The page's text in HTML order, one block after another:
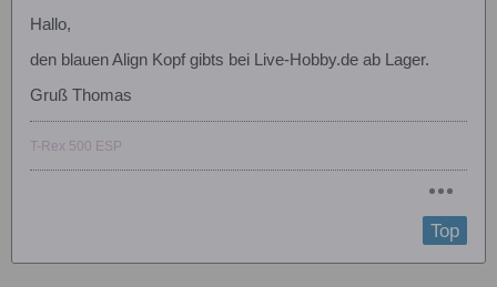
Hallo,
den blauen Align Kopf gibts bei Live-Hobby.de ab Lager.
Gruß Thomas
T-Rex 500 ESP
Top